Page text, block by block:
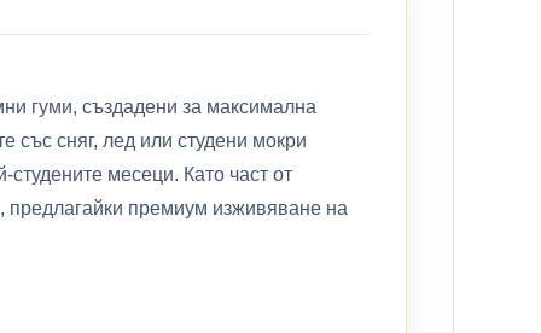
гуми, създадени за максимална
със сняг, лед или студени мокри
студените месеци. Като част от
предлагайки премиум изживяване на